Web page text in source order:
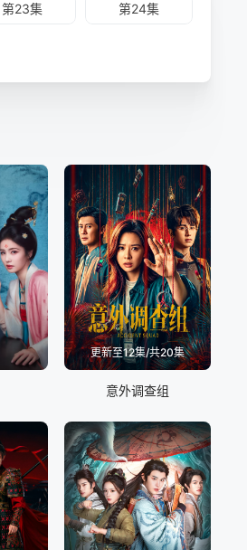
第23集 第24集
更新至12集/共20集
意外调查组